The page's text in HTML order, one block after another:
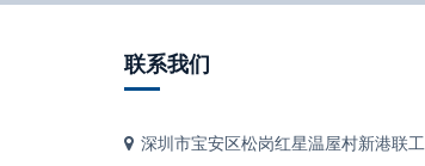
联系我们
深圳市宝安区松岗红星温屋村新港联工